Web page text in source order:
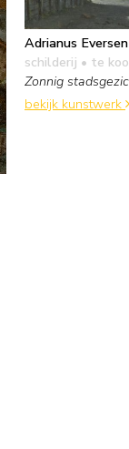
Adrianus Eversen
schilderij • te
Zonnig
bekijk kunstwerk